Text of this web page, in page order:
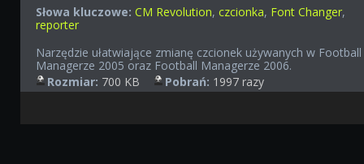
Słowa kluczowe: CM Revolution,czcionka, Font Changer,
reporter
Narzędzie ułatwiające zmianę czcionek używanych w Football
Managerze 2005 oraz Football Managerze 2006.
Rozmiar: 700 KB Pobrań: 1997 razy